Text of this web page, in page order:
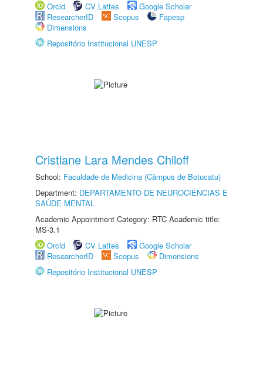
Orcid
CV Lattes
Google Scholar
ResearcherID
Scopus
Fapesp
Dimensions
Repositório Institucional UNESP
Cristiane Lara Mendes Chiloff
School: Faculdade de Medicina (Câmpus de Botucatu)
Department: DEPARTAMENTO DE NEUROCIÊNCIAS E
SAÚDE MENTAL
Academic Appointment Category: RTC Academic title:
MS-3.1
Orcid
CV Lattes
Google Scholar
ResearcherID
Scopus
Dimensions
Repositório Institucional UNESP